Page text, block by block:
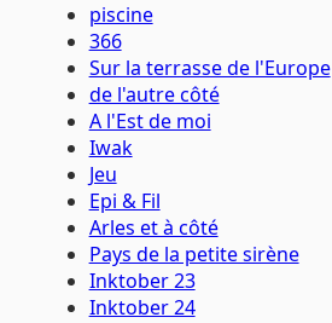
piscine
366
Sur la terrasse de l'Europe
de l'autre côté
A l'Est de moi
Iwak
Jeu
Epi & Fil
Arles et à côté
Pays de la petite sirène
Inktober 23
Inktober 24